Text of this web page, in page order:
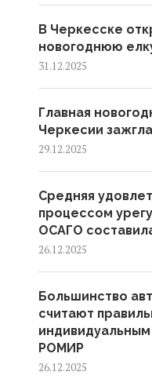
В Черкесске
новогоднюю
31.12.2025
Главная
Черкесии
29.12.2025
Средняя
процессом
ОСАГО
26.12.2025
Большинство
считают
РОМИР
26.12.2025